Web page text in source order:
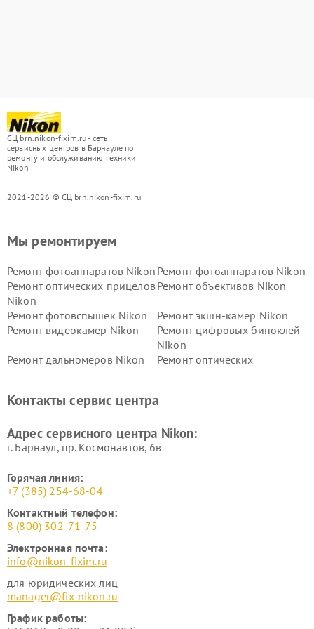
СЦ brn.nikon-fixim.ru - сеть
сервисных центров в Барнауле по
ремонту и обслуживанию техники
Nikon
2021-2026 © СЦ brn.nikon-fixim.ru
Мы ремонтируем
Ремонт фотоаппаратов Nikon Ремонт фотоаппаратов Nikon
Ремонт оптических прицелов
Nikon
Ремонт объективов Nikon
Ремонт фотовспышек Nikon
Ремонт экшн-камер Nikon
Ремонт видеокамер Nikon
Ремонт цифровых биноклей
Nikon
Ремонт дальномеров Nikon
Ремонт оптических
Контакты сервис центра
Адрес сервисного центра Nikon:
г. Барнаул, ​пр. Космонавтов, 6в
Горячая линия:
+7 (385) 254-68-04
Контактный телефон:
8 (800) 302-71-75
Электронная почта:
info@nikon-fixim.ru
для юридических лиц
manager@fix-nikon.ru
График работы: